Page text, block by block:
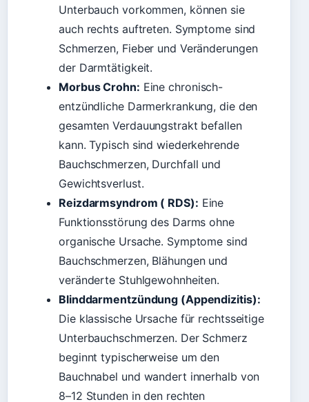
Unterbauch vorkommen, können sie
auch rechts auftreten. Symptome sind
Schmerzen, Fieber und Veränderungen
der Darmtätigkeit.
Morbus Crohn: Eine chronisch-
entzündliche Darmerkrankung, die den
gesamten Verdauungstrakt befallen
kann. Typisch sind wiederkehrende
Bauchschmerzen, Durchfall und
Gewichtsverlust.
Reizdarmsyndrom ( RDS): Eine
Funktionsstörung des Darms ohne
organische Ursache. Symptome sind
Bauchschmerzen, Blähungen und
veränderte Stuhlgewohnheiten.
Blinddarmentzündung (Appendizitis):
Die klassische Ursache für rechtsseitige
Unterbauchschmerzen. Der Schmerz
beginnt typischerweise um den
Bauchnabel und wandert innerhalb von
8–12 Stunden in den rechten